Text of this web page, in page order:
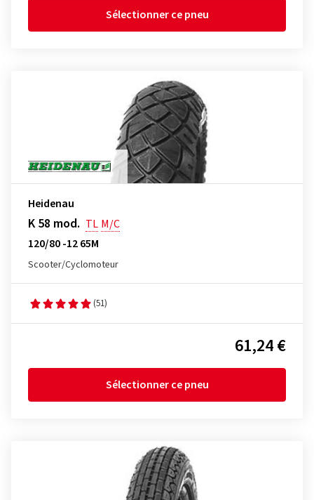
Sélectionner ce pneu
Heidenau
K 58 mod. TL M/C
120/80 -12 65M
Scooter/Cyclomoteur
(51)
61,24 €
Sélectionner ce pneu